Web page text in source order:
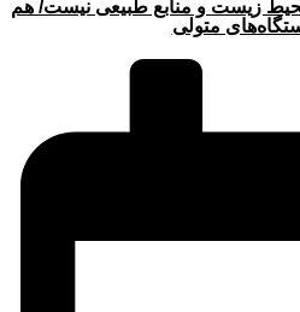
زیست و منابع طبیعی نیست/ هم
متولی